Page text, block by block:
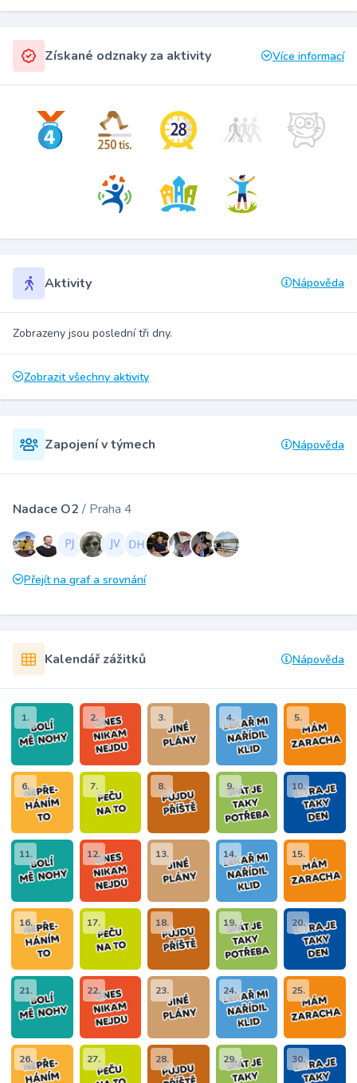
Získané odznaky za aktivity Více informací
Aktivity Nápověda
Zobrazeny jsou poslední tři dny.
Zobrazit všechny aktivity
Zapojení v týmech Nápověda
Nadace O2 / Praha 4
Přejít na graf a srovnání
Kalendář zážitků Nápověda
1. 2. 3. 4. 5.
6. 7. 8. 9. 10.
11. 12. 13. 14. 15.
16. 17. 18. 19. 20.
21. 22. 23. 24. 25.
26. 27. 28. 29. 30.